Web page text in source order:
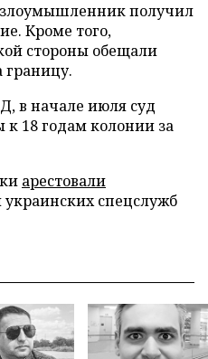
получил
Кроме того,
стороны обещали
границу.
в начале июля суд
к 18 годам колонии за
арестовали
спецслужб